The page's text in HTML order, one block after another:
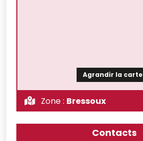
Agrandir la carte
Zone : Bressoux
Contacts